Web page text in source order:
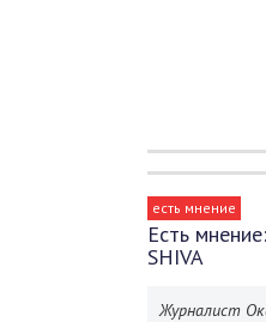
есть мнение
Есть
SHIVA
Журналист